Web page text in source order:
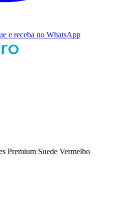
e receba no WhatsApp
Premium Suede Vermelho